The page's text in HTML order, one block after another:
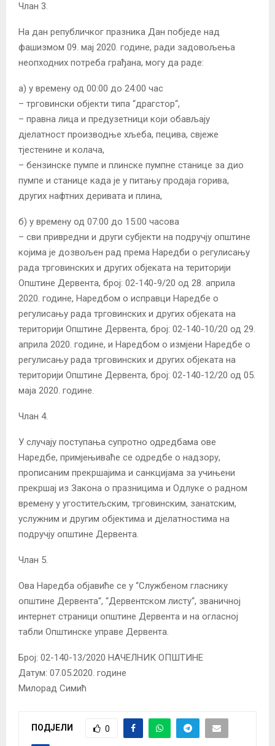
Члан 3.
На дан републичког празника Дан побједе над
фашизмом 09. мај 2020. године, ради задовољења
неопходних потреба грађана, могу да раде:
а) у времену од 00:00 до 24:00 час
– трговински објекти типа “драгстор“,
– правна лица и предузетници који обављају
дјелатност производње хљеба, пецива, свјеже
тјестенине и колача,
– бензинске пумпе и плинске пумпне станице за дио
пумпе и станице када је у питању продаја горива,
других нафтних деривата и плина,
б) у времену од 07:00 до 15:00 часова
– сви привредни и други субјекти на подручју општине
којима је дозвољен рад према Наредби о регулисању
рада трговинских и других објеката на територији
Општине Дервента, број: 02-140-9/20 од 28. априла
2020. године, Наредбом о исправци Наредбе о
регулисању рада трговинских и других објеката на
територији Општине Дервента, број: 02-140-10/20 од 29.
априла 2020. године, и Наредбом о измјени Наредбе о
регулисању рада трговинских и других објеката на
територији Општине Дервента, број: 02-140-12/20 од 05.
маја 2020. године.
Члан 4.
У случају поступања супротно одредбама ове
Наредбе, примјењиваће се одредбе о надзору,
прописаним прекршајима и санкцијама за учињени
прекршај из Закона о празницима и Одлуке о радном
времену у угоститељским, трговинским, занатским,
услужним и другим објектима и дјелатностима на
подручју општине Дервента.
Члан 5.
Ова Наредба објавиће се у “Службеном гласнику
општине Дервента“, “Дервентском листу“, званичној
интернет страници општине Дервента и на огласној
табли Општинске управе Дервента.
Број: 02-140-13/2020 НАЧЕЛНИК ОПШТИНЕ
Датум: 07.05.2020. године
Милорад Симић
ПОДЈЕЛИ 0